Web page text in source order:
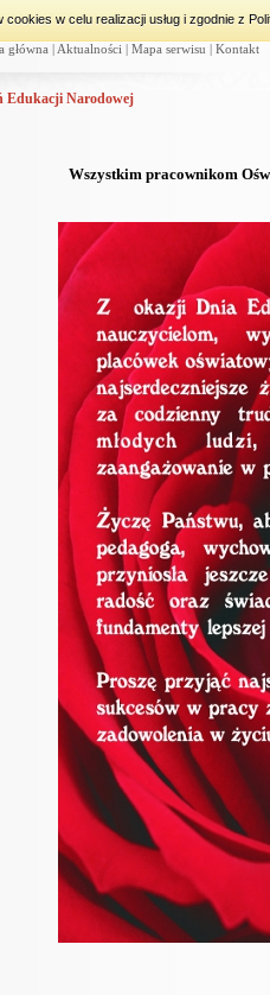
w celu realizacji usług i zgodnie z
główna Aktualności Mapa serwisu Kontakt
Edukacji Narodowej
Wszystkim pracownikom